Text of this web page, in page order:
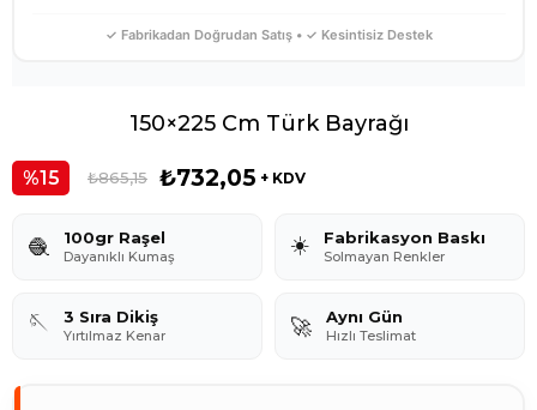
✓ Fabrikadan Doğrudan Satış • ✓ Kesintisiz Destek
150×225 Cm Türk Bayrağı
15 ₺865,15 ₺732,05 + KDV
🧶 100gr Raşel
Dayanıklı Kumaş
☀️ Fabrikasyon Baskı
Solmayan Renkler
🪡 3 Sıra Dikiş
Yırtılmaz Kenar 🚀 Aynı Gün
Hızlı Teslimat